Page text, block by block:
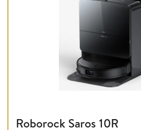
Roborock Saros 10R